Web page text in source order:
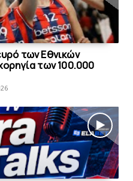
των Εθνικών
των 100.000